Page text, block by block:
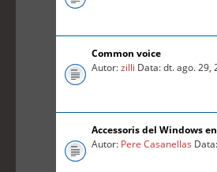
Common voice
Autor:zilli Data: dt. ago. 29,
Accessoris del Windows
Autor: Pere Casanellas